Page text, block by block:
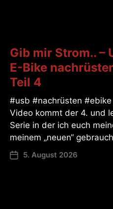
Gib mir Strom.. –
E-Bike
Teil 4
#usb #nachrüsten
Video kommt der 4. und
Serie in der ich euch
meinem „neuen“
5. August 2026